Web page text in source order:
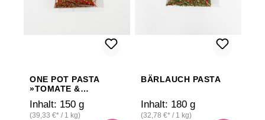
ONE POT PASTA
»TOMATE &
Inhalt: 150 g
(39,33 €* / 1 kg)
BÄRLAUCH PASTA
Inhalt: 180 g
(32,78 €* / 1 kg)